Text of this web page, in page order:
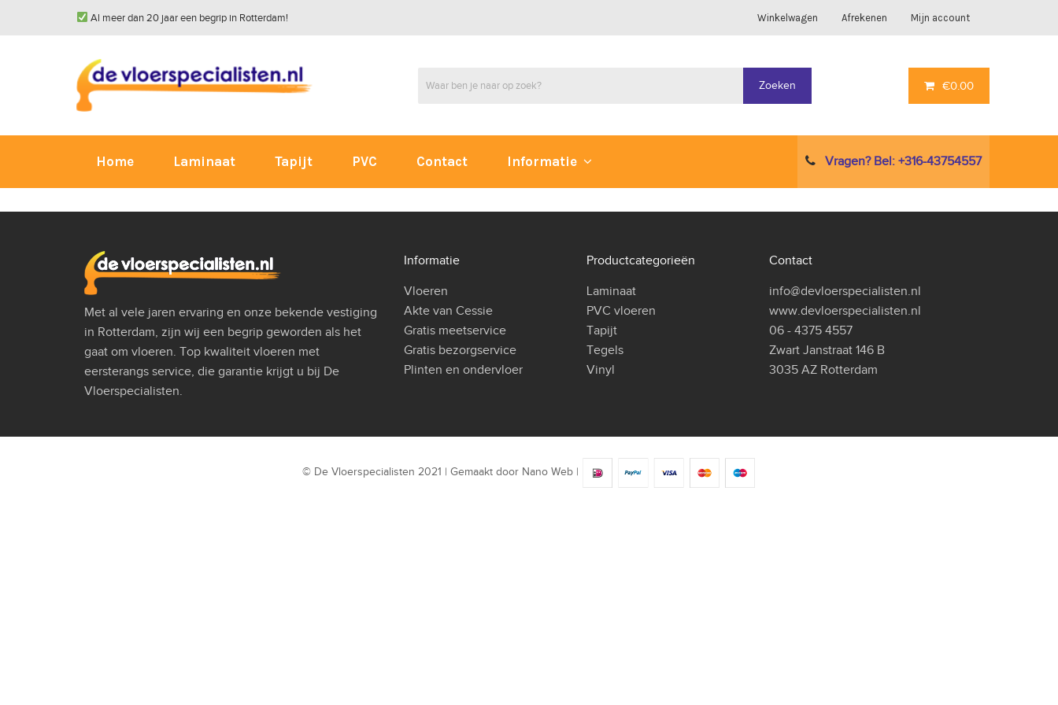
Al meer dan 20 jaar een begrip in Rotterdam! Winkelwagen Afrekenen Mijn account
Zoeken €0.00
Home Laminaat Tapijt PVC Contact Informatie Vragen? Bel: +316-43754557
Met al vele jaren ervaring en onze bekende vestiging
in Rotterdam, zijn wij een begrip geworden als het
gaat om vloeren. Top kwaliteit vloeren met
eersterangs service, die garantie krijgt u bij De
Vloerspecialisten.
Informatie
Vloeren
Akte van Cessie
Gratis meetservice
Gratis bezorgservice
Plinten en ondervloer
Productcategorieën
Laminaat
PVC vloeren
Tapijt
Tegels
Vinyl
Contact
info@devloerspecialisten.nl
www.devloerspecialisten.nl
06 - 4375 4557
Zwart Janstraat 146 B
3035 AZ Rotterdam
© De Vloerspecialisten 2021 | Gemaakt door Nano Web|